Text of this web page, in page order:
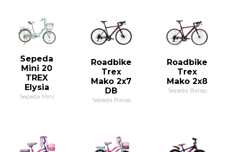
Sepeda
Mini 20
TREX
Elysia
Sepeda Mini
Roadbike
Trex
Mako 2x7
DB
Sepeda Balap
Roadbike
Trex
Mako 2x8
Sepeda Balap